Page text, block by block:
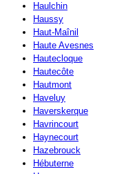
Haulchin
Haussy
Haut-Maînil
Haute Avesnes
Hautecloque
Hautecôte
Hautmont
Haveluy
Haverskerque
Havrincourt
Haynecourt
Hazebrouck
Hébuterne